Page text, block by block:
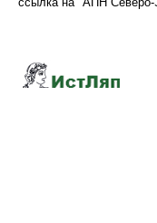
ссылка на "АПН Северо-